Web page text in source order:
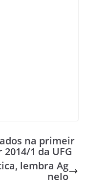
na primeir
1 da UFG
lembra Ag
nelo